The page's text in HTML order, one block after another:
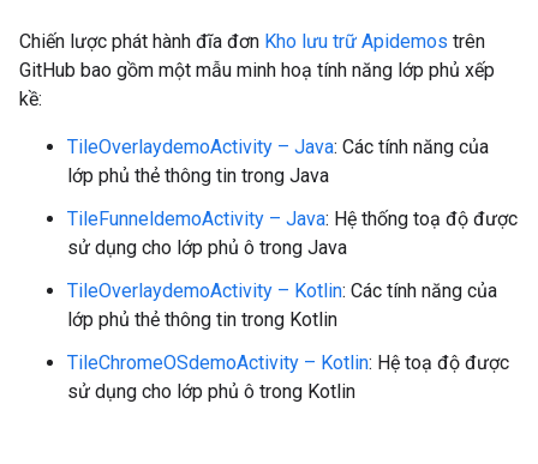
Chiến lược phát hành đĩa đơn Kho lưu trữ Apidemos trên
GitHub bao gồm một mẫu minh hoạ tính năng lớp phủ xếp
kề:
TileOverlaydemoActivity – Java: Các tính năng của
lớp phủ thẻ thông tin trong Java
TileFunneldemoActivity – Java: Hệ thống toạ độ được
sử dụng cho lớp phủ ô trong Java
TileOverlaydemoActivity – Kotlin: Các tính năng của
lớp phủ thẻ thông tin trong Kotlin
TileChromeOSdemoActivity – Kotlin: Hệ toạ độ được
sử dụng cho lớp phủ ô trong Kotlin